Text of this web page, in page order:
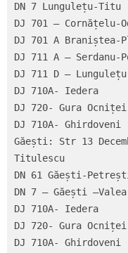
DN 7 Lungulețu-Titu
DJ 701 – Cornățelu-
DJ 701 A Braniștea-
DJ 711 A – Serdanu-
DJ 711 D –
DJ 710A- Iedera
DJ 720- Gura Ocniței
DJ 710A- Ghirdoveni
Găești: Str 13
Titulescu
DN 61 Găești-
DN 7 – Găești –Valea
DJ 710A- Iedera
DJ 720- Gura Ocniței
DJ 710A- Ghirdoveni